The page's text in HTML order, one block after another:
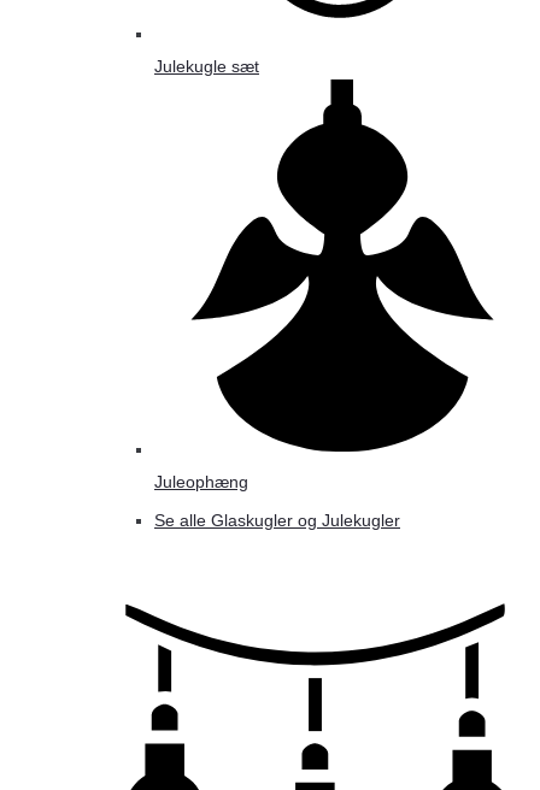
Julekugle sæt
Juleophæng
Se alle Glaskugler og Julekugler